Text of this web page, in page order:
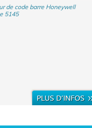
de code barre Honeywell
5145